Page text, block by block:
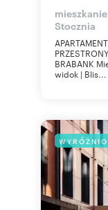
Stocznia
BRABANK
widok | Blis...